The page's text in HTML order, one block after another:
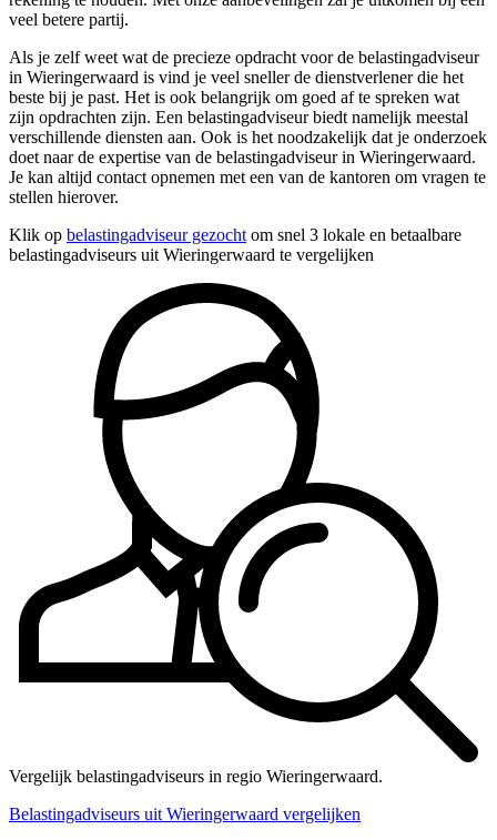
veel betere partij.
Als je zelf weet wat de precieze opdracht voor de belastingadviseur
in Wieringerwaard is vind je veel sneller de dienstverlener die het
beste bij je past. Het is ook belangrijk om goed af te spreken wat
zijn opdrachten zijn. Een belastingadviseur biedt namelijk meestal
verschillende diensten aan. Ook is het noodzakelijk dat je onderzoek
doet naar de expertise van de belastingadviseur in Wieringerwaard.
Je kan altijd contact opnemen met een van de kantoren om vragen te
stellen hierover.
Klik op belastingadviseur gezocht om snel 3 lokale en betaalbare
belastingadviseurs uit Wieringerwaard te vergelijken
Vergelijk belastingadviseurs in regio Wieringerwaard.
Belastingadviseurs uit Wieringerwaard vergelijken